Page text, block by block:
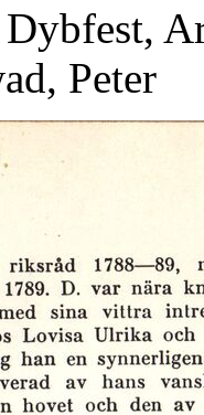
Peter